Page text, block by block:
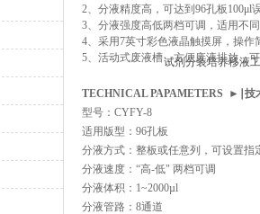
2、 分液精度高，可达到96孔板100μl
3、 分液强度高低两档可调，适用不
4、 采用7英寸彩色液晶触摸屏，操
5、 活动式废液槽，方便废液排放，
TECHNICAL PAPAMETERS ►∣技
型号：CYFY-8
适用版型：96孔板
分液方式：整板或任意列，可设置指
分液速度：“高-低" 两档可调
分液体积：1~2000µl
分液管路：8通道